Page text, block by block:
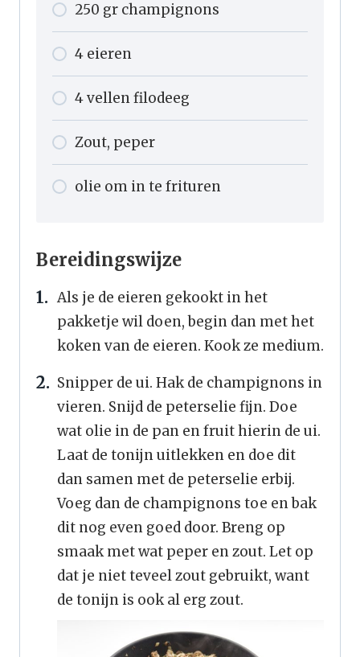
250 gr champignons
4 eieren
4vellenfilodeeg
Zout, peper
olie om in te frituren
Bereidingswijze
Als je de eieren gekookt in het
pakketje wil doen, begin dan met het
koken van de eieren. Kook ze medium.
Snipper de ui. Hak de champignons in
vieren. Snijd de peterselie fijn. Doe
wat olie in de pan en fruit hierin de ui.
Laat de tonijn uitlekken en doe dit
dan samen met de peterselie erbij.
Voeg dan de champignons toe en bak
dit nog even goed door. Breng op
smaak met wat peper en zout. Let op
dat je niet teveel zout gebruikt, want
de tonijn is ook al erg zout.